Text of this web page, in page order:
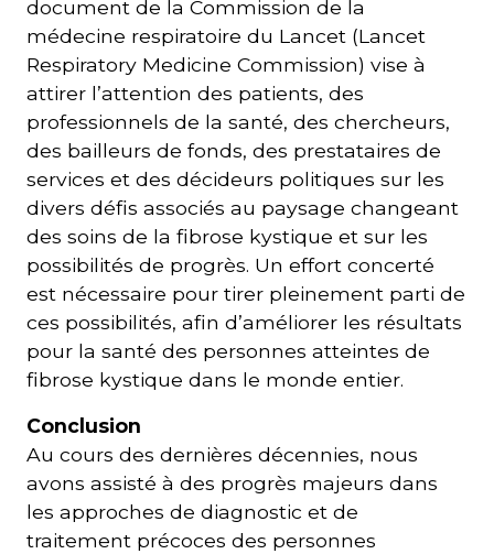
document de la Commission de la
médecine respiratoire du Lancet (Lancet
Respiratory Medicine Commission) vise à
attirer l’attention des patients, des
professionnels de la santé, des chercheurs,
des bailleurs de fonds, des prestataires de
services et des décideurs politiques sur les
divers défis associés au paysage changeant
des soins de la fibrose kystique et sur les
possibilités de progrès. Un effort concerté
est nécessaire pour tirer pleinement parti de
ces possibilités, afin d’améliorer les résultats
pour la santé des personnes atteintes de
fibrose kystique dans le monde entier.
Conclusion
Au cours des dernières décennies, nous
avons assisté à des progrès majeurs dans
les approches de diagnostic et de
traitement précoces des personnes